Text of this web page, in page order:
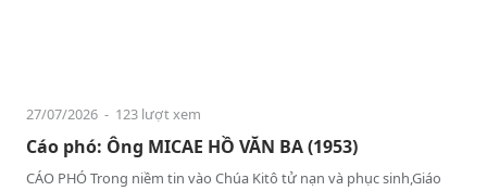
27/07/2026 - 123 lượt xem
Cáo phó: Ông MICAE HỒ VĂN BA (1953)
CÁO PHÓ Trong niềm tin vào Chúa Kitô tử nạn và phục sinh,Giáo